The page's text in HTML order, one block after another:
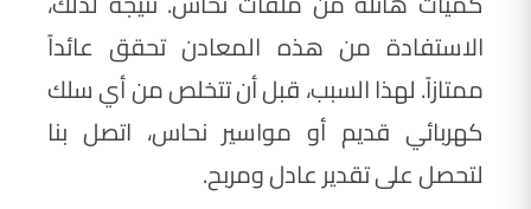
الاستفادة من هذه المعادن تحقق عائداً
ممتازاً. لهذا السبب، قبل أن تتخلص من أي سلك
كهربائي قديم أو مواسير نحاس، اتصل بنا
لتحصل على تقدير عادل ومربح.